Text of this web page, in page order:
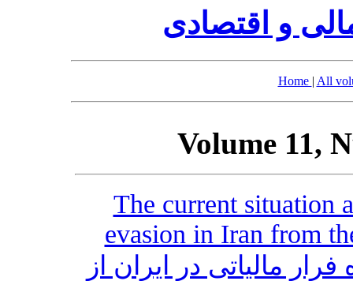
و اقتصادی
Home | All
Volume 11,
The current situation
evasion in Iran from
مالیاتی در ایران از